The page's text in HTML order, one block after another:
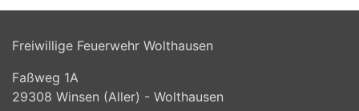
Freiwillige Feuerwehr Wolthausen
Faßweg 1A
29308 Winsen (Aller) - Wolthausen